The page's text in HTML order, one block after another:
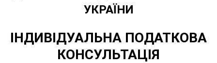
УКРАЇНИ
ІНДИВІДУАЛЬНА ПОДАТКОВА
КОНСУЛЬТАЦІЯ